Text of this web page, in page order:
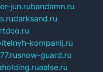
jun.rubandamn.ru
darksand.ru
rtdco.ru
kompanij.ru
snow-guard.ru
aalse.ru